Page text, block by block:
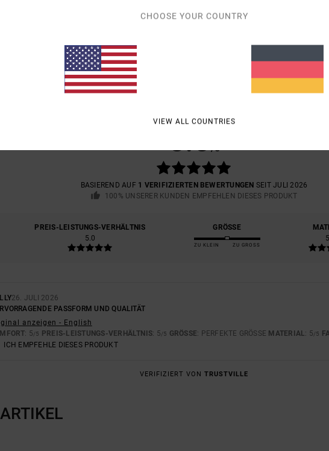
5.0/5
BASIEREND AUF 1 VERIFIZIERTEN BEWERTUNGEN SEIT JULI 2026
100% UNSERER KUNDEN EMPFEHLEN DIESES PRODUKT
PREIS-LEISTUNGS-VERHÄLTNIS
5.0
GRÖSSE
ZU KLEIN ZU GROSS
26. JULI 2026
PASSFORM UND QUALITÄT
anzeigen - English
: 5/5 PREIS-LEISTUNGS-VERHÄLTNIS: 5/5 GRÖSSE : PERFEKTE GRÖSSE MATERIAL: 5/5
ICH EMPFEHLE DIESES PRODUKT
VERIFIZIERT VON TRUSTVILLE
CHOOSE YOUR COUNTRY
VIEW ALL COUNTRIES